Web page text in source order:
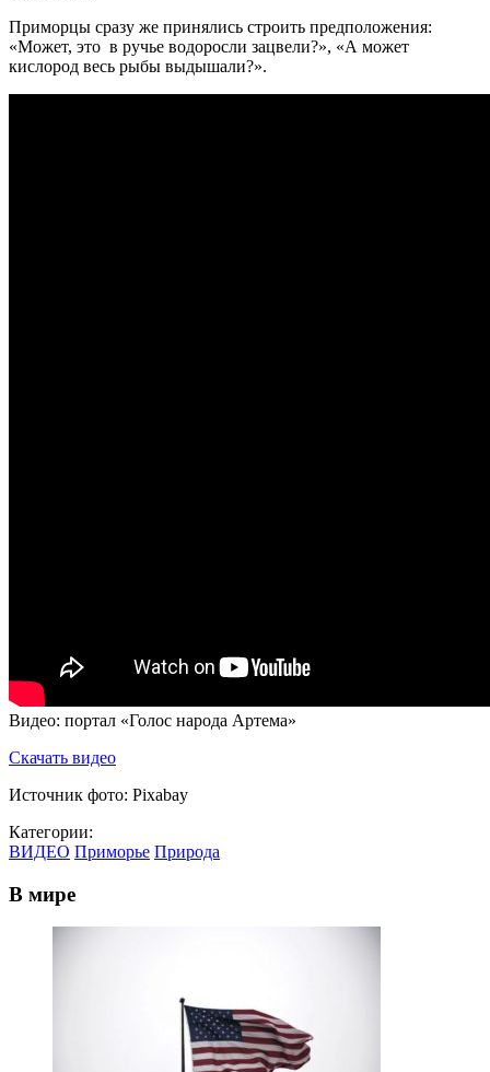
Приморцы сразу же принялись строить предположения:
«Может, это в ручье водоросли зацвели?», «А может
кислород весь рыбы выдышали?».
Видео: портал «Голос народа Артема»
Скачать видео
Источник фото: Pixabay
Категории:
ВИДЕО Приморье Природа
В мире